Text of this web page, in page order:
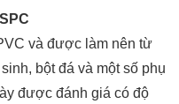
và được làm nên từ
bột đá và một số phụ
được đánh giá có độ